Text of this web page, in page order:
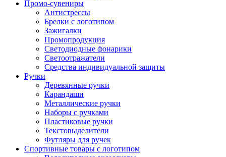
Промо-сувениры
Антистрессы
Брелки с логотипом
Зажигалки
Промопродукция
Светодиодные фонарики
Светоотражатели
Средства индивидуальной защиты
Ручки
Деревянные ручки
Карандаши
Металлические ручки
Наборы с ручками
Пластиковые ручки
Текстовыделители
Футляры для ручек
Спортивные товары с логотипом